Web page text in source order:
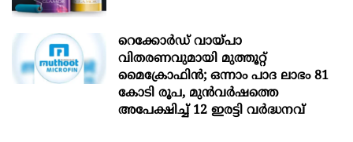
റെക്കോർഡ് വായ്പാ
വിതരണവുമായി മുത്തൂറ്റ്
മൈക്രോഫിൻ; ഒന്നാം പാദ ലാഭം 81
കോടി രൂപ, മുൻവർഷത്തെ
അപേക്ഷിച്ച് 12 ഇരട്ടി വർദ്ധനവ്